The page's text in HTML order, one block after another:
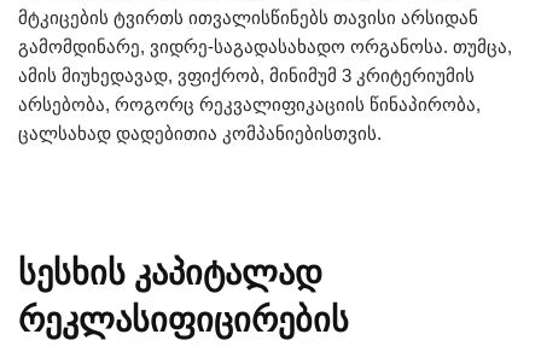
მტკიცების ტვირთს ითვალისწინებს თავისი არსიდან
გამომდინარე, ვიდრე-საგადასახადო ორგანოსა. თუმცა,
ამის მიუხედავად, ვფიქრობ, მინიმუმ 3 კრიტერიუმის
არსებობა, როგორც რეკვალიფიკაციის წინაპირობა,
ცალსახად დადებითია კომპანიებისთვის.
სესხის კაპიტალად
რეკლასიფიცირების